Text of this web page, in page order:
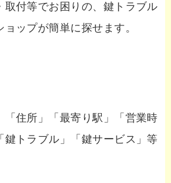
取付等でお困りの、鍵トラブル
ップが簡単に探せます。
「住所」「最寄り駅」「営業時
鍵トラブル」「鍵サービス」等